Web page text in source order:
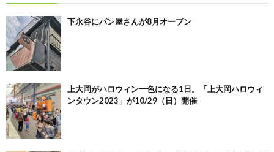
下永谷にパン屋さんが8月オープン
上大岡がハロウィン一色になる1日。「上大岡ハロウィ
ンタウン2023」が10/29（日）開催